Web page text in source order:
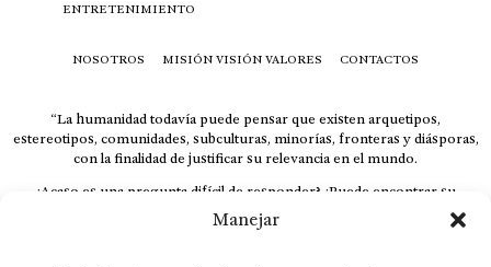
Manejar
ENTRETENIMIENTO
NOSOTROS MISIÓN VISIÓN VALORES CONTACTOS
“La humanidad todavía puede pensar que existen arquetipos,
estereotipos, comunidades, subculturas, minorías, fronteras y diásporas,
con la finalidad de justificar su relevancia en el mundo.
¿Acaso es una pregunta difícil de responder? ¿Puede encontrar su
respuesta al instante, otorgando al receptor cuestionado espacio y
velocidad suficiente para responder correctamente? De no ser así, el que